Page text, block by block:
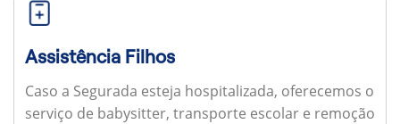
Assistência Filhos
Caso a Segurada esteja hospitalizada, oferecemos o
serviço de babysitter, transporte escolar e remoção